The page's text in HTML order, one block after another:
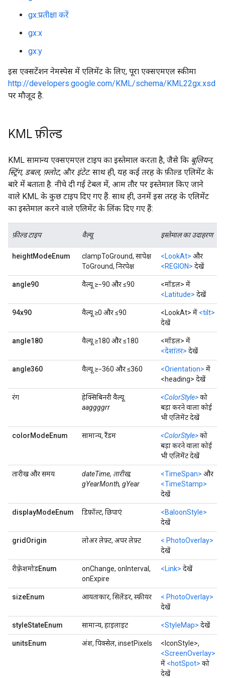
gx:प्रतीक्षा करें
gx:x
gx:y
इस एक्सटेंशन नेमस्पेस में एलिमेंट के लिए, पूरा एक्सएमएल स्कीमा
http://developers.google.com/KML/schema/KML22gx.xsd
पर मौजूद है.
KML फ़ील्ड
KML सामान्य एक्सएमएल टाइप का इस्तेमाल करता है, जैसे कि बूलियन,
स्ट्रिंग, डबल, फ़्लोट, और इंटेट. साथ ही, यह कई तरह के फ़ील्ड एलिमेंट के
बारे में बताता है. नीचे दी गई टेबल में, आम तौर पर इस्तेमाल किए जाने
वाले KML के कुछ टाइप दिए गए हैं. साथ ही, उनमें इस तरह के एलिमेंट
का इस्तेमाल करने वाले एलिमेंट के लिंक दिए गए हैं:
फ़ील्ड टाइप वैल्यू इस्तेमाल का उदाहरण
heightModeEnum
clampToGround, सापेक्ष
ToGround, निरपेक्ष
<LookAt> और
<REGION> देखें
angle90 वैल्यू ≥−90 और ≤90
<मॉडल> में
<Latitude> देखें
94x90 वैल्यू ≥0 और ≤90 <LookAt> में <tilt>
देखें
angle180 वैल्यू ≥180 और ≤180
<मॉडल> में
<देशांतर> देखें
angle360 वैल्यू ≥−360 और ≤360 <Orientation> में
<heading> देखें
रंग
हेक्सिबिनरी वैल्यू:
aaggggrr
<ColorStyle>को
बड़ा करने वाला कोई
भी एलिमेंट देखें
colorModeEnum सामान्य, रैंडम <ColorStyle>को
बड़ा करने वाला कोई
भी एलिमेंट देखें
तारीख और समय
dateTime, तारीख,
gYearMonth, gYear
<TimeSpan> और
<TimeStamp>
देखें
displayModeEnum डिफ़ॉल्ट, छिपाएं
<BaloonStyle>
देखें
gridOrigin लोअर लेफ़्ट, अपर लेफ़्ट
< PhotoOverlay>
देखें
रीफ़्रेशमोडEnum
onChange, onInterval,
onExpire
<Link> देखें
sizeEnum आयताकार, सिलेंडर, स्फ़ीयर
< PhotoOverlay>
देखें
styleStateEnum सामान्य, हाइलाइट <StyleMap> देखें
unitsEnum अंश, पिक्सेल, insetPixels
<IconStyle>,
<ScreenOverlay>
में <hotSpot> को
देखें